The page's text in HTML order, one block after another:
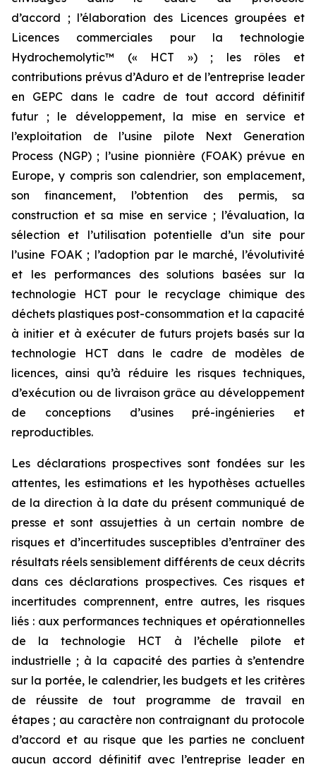
d’accord ; l’élaboration des Licences groupées et
Licences commerciales pour la technologie
Hydrochemolytic™ (« HCT ») ; les rôles et
contributions prévus d’Aduro et de l’entreprise leader
en GEPC dans le cadre de tout accord définitif
futur ; le développement, la mise en service et
l’exploitation de l’usine pilote Next Generation
Process (NGP) ; l’usine pionnière (FOAK) prévue en
Europe, y compris son calendrier, son emplacement,
son financement, l’obtention des permis, sa
construction et sa mise en service ; l’évaluation, la
sélection et l’utilisation potentielle d’un site pour
l’usine FOAK ; l’adoption par le marché, l’évolutivité
et les performances des solutions basées sur la
technologie HCT pour le recyclage chimique des
déchets plastiques post-consommation et la capacité
à initier et à exécuter de futurs projets basés sur la
technologie HCT dans le cadre de modèles de
licences, ainsi qu’à réduire les risques techniques,
d’exécution ou de livraison grâce au développement
de conceptions d’usines pré-ingénieries et
reproductibles.
Les déclarations prospectives sont fondées sur les
attentes, les estimations et les hypothèses actuelles
de la direction à la date du présent communiqué de
presse et sont assujetties à un certain nombre de
risques et d’incertitudes susceptibles d’entraîner des
résultats réels sensiblement différents de ceux décrits
dans ces déclarations prospectives. Ces risques et
incertitudes comprennent, entre autres, les risques
liés : aux performances techniques et opérationnelles
de la technologie HCT à l’échelle pilote et
industrielle ; à la capacité des parties à s’entendre
sur la portée, le calendrier, les budgets et les critères
de réussite de tout programme de travail en
étapes ; au caractère non contraignant du protocole
d’accord et au risque que les parties ne concluent
aucun accord définitif avec l’entreprise leader en